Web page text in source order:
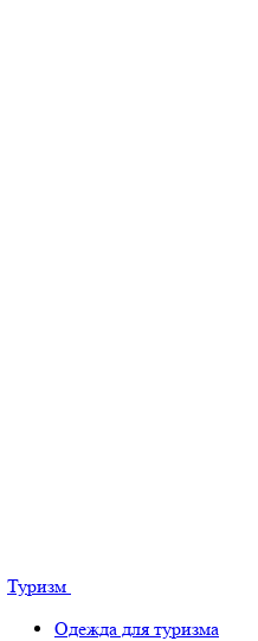
Туризм
Одежда для туризма